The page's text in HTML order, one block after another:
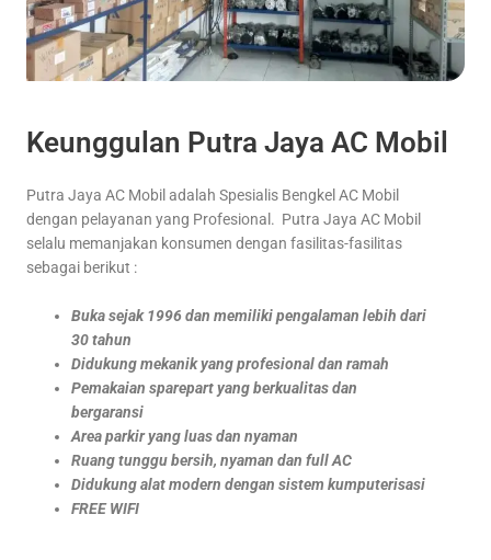
Keunggulan Putra Jaya AC Mobil
Putra Jaya AC Mobil adalah Spesialis Bengkel AC Mobil
dengan pelayanan yang Profesional. Putra Jaya AC Mobil
selalu memanjakan konsumen dengan fasilitas-fasilitas
sebagai berikut :
Buka sejak 1996 dan memiliki pengalaman lebih dari
30 tahun
Didukung mekanik yang profesional dan ramah
Pemakaian sparepart yang berkualitas dan
bergaransi
Area parkir yang luas dan nyaman
Ruang tunggu bersih, nyaman dan full AC
Didukung alat modern dengan sistem kumputerisasi
FREE WIFI